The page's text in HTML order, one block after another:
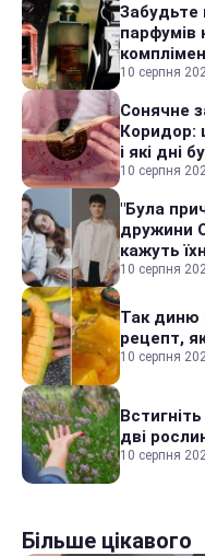
Забудьте
парфумів
10 серпня
Сонячне
Коридор:
і які дні
10 серпня
"Була
дружини
кажуть
10 серпня
Так диню
рецепт,
10 серпня
дві
10 серпня
Більше цікавого